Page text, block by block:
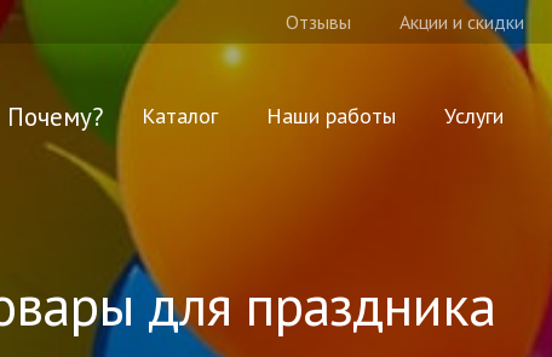
Отзывы Акции и скидки
Каталог Наши работы Услуги
для праздника